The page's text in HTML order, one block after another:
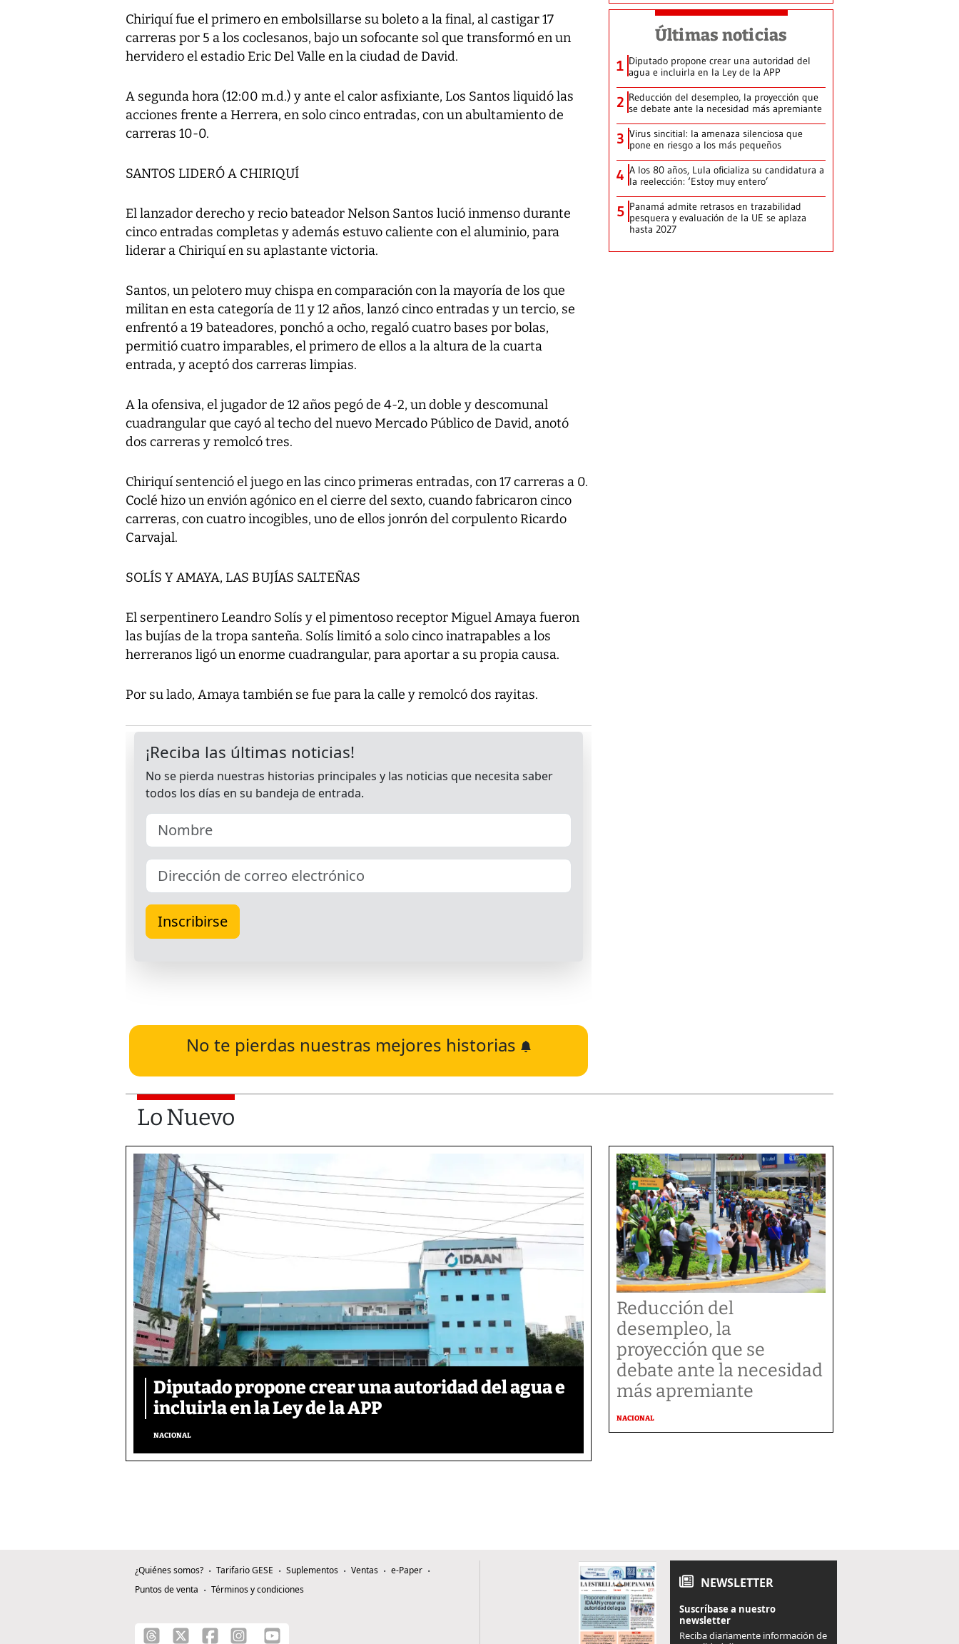
Chiriquí fue el primero en embolsillarse su boleto a la final, al castigar 17
carreras por 5 a los coclesanos, bajo un sofocante sol que transformó en un
hervidero el estadio Eric Del Valle en la ciudad de David.
A segunda hora (12:00 m.d.) y ante el calor asfixiante, Los Santos liquidó las
acciones frente a Herrera, en solo cinco entradas, con un abultamiento de
carreras 10-0.
SANTOS LIDERÓ A CHIRIQUÍ
El lanzador derecho y recio bateador Nelson Santos lució inmenso durante
cinco entradas completas y además estuvo caliente con el aluminio, para
liderar a Chiriquí en su aplastante victoria.
Santos, un pelotero muy chispa en comparación con la mayoría de los que
militan en esta categoría de 11 y 12 años, lanzó cinco entradas y un tercio, se
enfrentó a 19 bateadores, ponchó a ocho, regaló cuatro bases por bolas,
permitió cuatro imparables, el primero de ellos a la altura de la cuarta
entrada, y aceptó dos carreras limpias.
A la ofensiva, el jugador de 12 años pegó de 4-2, un doble y descomunal
cuadrangular que cayó al techo del nuevo Mercado Público de David, anotó
dos carreras y remolcó tres.
Chiriquí sentenció el juego en las cinco primeras entradas, con 17 carreras a 0.
Coclé hizo un envión agónico en el cierre del sexto, cuando fabricaron cinco
carreras, con cuatro incogibles, uno de ellos jonrón del corpulento Ricardo
Carvajal.
SOLÍS Y AMAYA, LAS BUJÍAS SALTEÑAS
El serpentinero Leandro Solís y el pimentoso receptor Miguel Amaya fueron
las bujías de la tropa santeña. Solís limitó a solo cinco inatrapables a los
herreranos ligó un enorme cuadrangular, para aportar a su propia causa.
Por su lado, Amaya también se fue para la calle y remolcó dos rayitas.
No te pierdas nuestras mejores historias
Últimas noticias
1 Diputado propone crear una autoridad del
agua e incluirla en la Ley de la APP
2 Reducción del desempleo, la proyección que
se debate ante la necesidad más apremiante
3 Virus sincitial: la amenaza silenciosa que
pone en riesgo a los más pequeños
4 A los 80 años, Lula oficializa su candidatura a
la reelección: ‘Estoy muy entero’
5 Panamá admite retrasos en trazabilidad
pesquera y evaluación de la UE se aplaza
hasta 2027
Lo Nuevo
Diputado propone crear una autoridad del agua e
incluirla en la Ley de la APP
NACIONAL
Reducción del
desempleo, la
proyección que se
debate ante la necesidad
más apremiante
NACIONAL
¿Quiénes somos? Tarifario GESE Suplementos Ventas
e-Paper
Puntos de venta
Términos y condiciones NEWSLETTER
Suscríbase a nuestro
newsletter
Reciba diariamente información de